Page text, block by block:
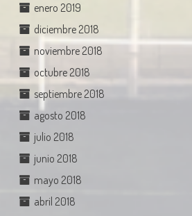
enero 2019
diciembre 2018
noviembre 2018
octubre 2018
septiembre 2018
agosto 2018
julio 2018
junio 2018
mayo 2018
abril 2018